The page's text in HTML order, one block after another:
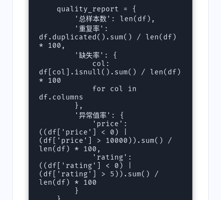
df.duplicated().sum() / len(df)
* 100,
df[col].isnull().sum() / len(df)
* 100
df.columns
((df['price'] < 0) |
(df['price'] > 10000)).sum() /
len(df) * 100,
((df['rating'] < 0) |
(df['rating'] > 5)).sum() /
len(df) * 100